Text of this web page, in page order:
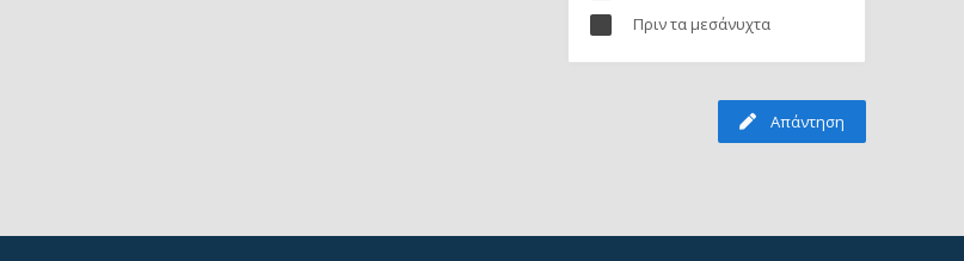
Πριν τα μεσάνυχτα
Απάντηση